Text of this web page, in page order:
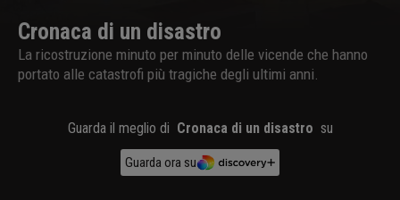
Cronaca di un disastro
La ricostruzione minuto per minuto delle vicende che hanno
portato alle catastrofi più tragiche degli ultimi anni.
Guarda il meglio di Cronaca di un disastro su
Guarda ora su